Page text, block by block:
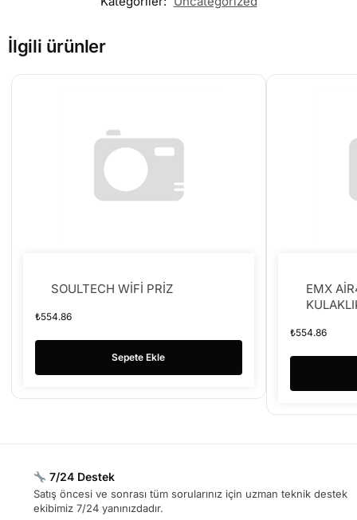
İlgili ürünler
SOULTECH WİFİ PRİZ
₺554.86
Sepete Ekle
EMX
₺554.86
7/24 Destek
Satış öncesi ve sonrası tüm sorularınız için uzman teknik destek
ekibimiz 7/24 yanınızdadır.